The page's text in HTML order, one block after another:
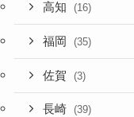
高知 (16)
福岡 (35)
佐賀 (3)
長崎 (39)